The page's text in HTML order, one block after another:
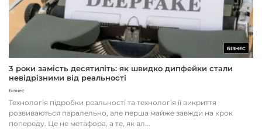
БІЗНЕС
3 роки замість десятиліть: як швидко дипфейки стали
невідрізними від реальності
Бізнес
Технологія підробки реальності та технологія її викриття
розвиваються паралельно, але перша майже завжди на крок
попереду. Це не метафора, а те, як вл...